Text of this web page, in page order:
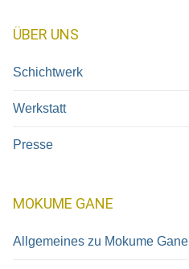
ÜBER UNS
Schichtwerk
Werkstatt
Presse
MOKUME GANE
Allgemeines zu Mokume Gane